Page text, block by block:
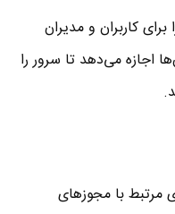
کاربران و مدیران
اجازه می‌دهد تا سرور را
مرتبط با مجوزهای